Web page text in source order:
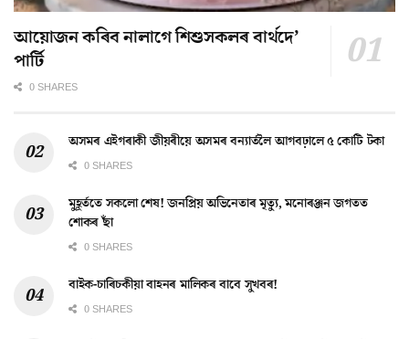
আয়োজন কৰিব নালাগে শিশুসকলৰ বাৰ্থদে’
পাৰ্টি
0 SHARES
অসমৰ এইগৰাকী জীয়ৰীয়ে অসমৰ বন্যাৰ্তলৈ আগবঢ়ালে ৫ কোটি টকা
0 SHARES
মুহূৰ্ততে সকলো শেষ! জনপ্ৰিয় অভিনেতাৰ মৃত্যু, মনোৰঞ্জন জগতত
শোকৰ ছাঁ
0 SHARES
বাইক-চাৰিচকীয়া বাহনৰ মালিকৰ বাবে সুখবৰ!
0 SHARES